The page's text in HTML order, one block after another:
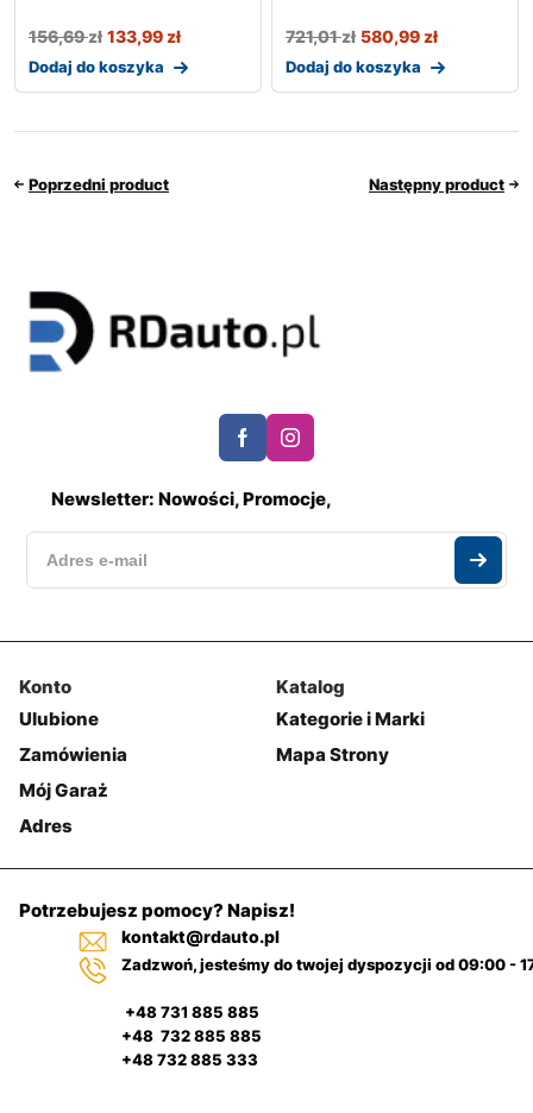
156,69zł 133,99zł
Dodaj do koszyka
721,01zł 580,99zł
Dodaj do koszyka
Poprzedni product Następny product
Newsletter: Nowości, Promocje,
Konto
Ulubione
Zamówienia
Mój Garaż
Adres
Katalog
Kategorie i Marki
Mapa Strony
Potrzebujesz pomocy? Napisz!
kontakt@rdauto.pl
Zadzwoń, jesteśmy do twojej dyspozycji od 09:00 -
+48 731 885 885
+48 732 885 885
+48 732 885 333